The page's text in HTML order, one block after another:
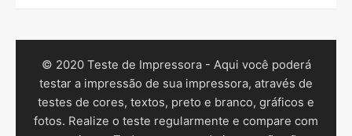
© 2020 Teste de Impressora - Aqui você poderá
testar a impressão de sua impressora, através de
testes de cores, textos, preto e branco, gráficos e
fotos. Realize o teste regularmente e compare com